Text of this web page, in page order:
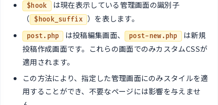
$hook は現在表示している管理画面の識別子
（
$hook_suffix ）を表します。
post.php は投稿編集画面、 post-new.php
は新規
投稿作成画面です。これらの画面でのみカスタムCSSが
適用されます。
この方法により、指定した管理画面にのみスタイルを適
用することができ、不要なページには影響を与えませ